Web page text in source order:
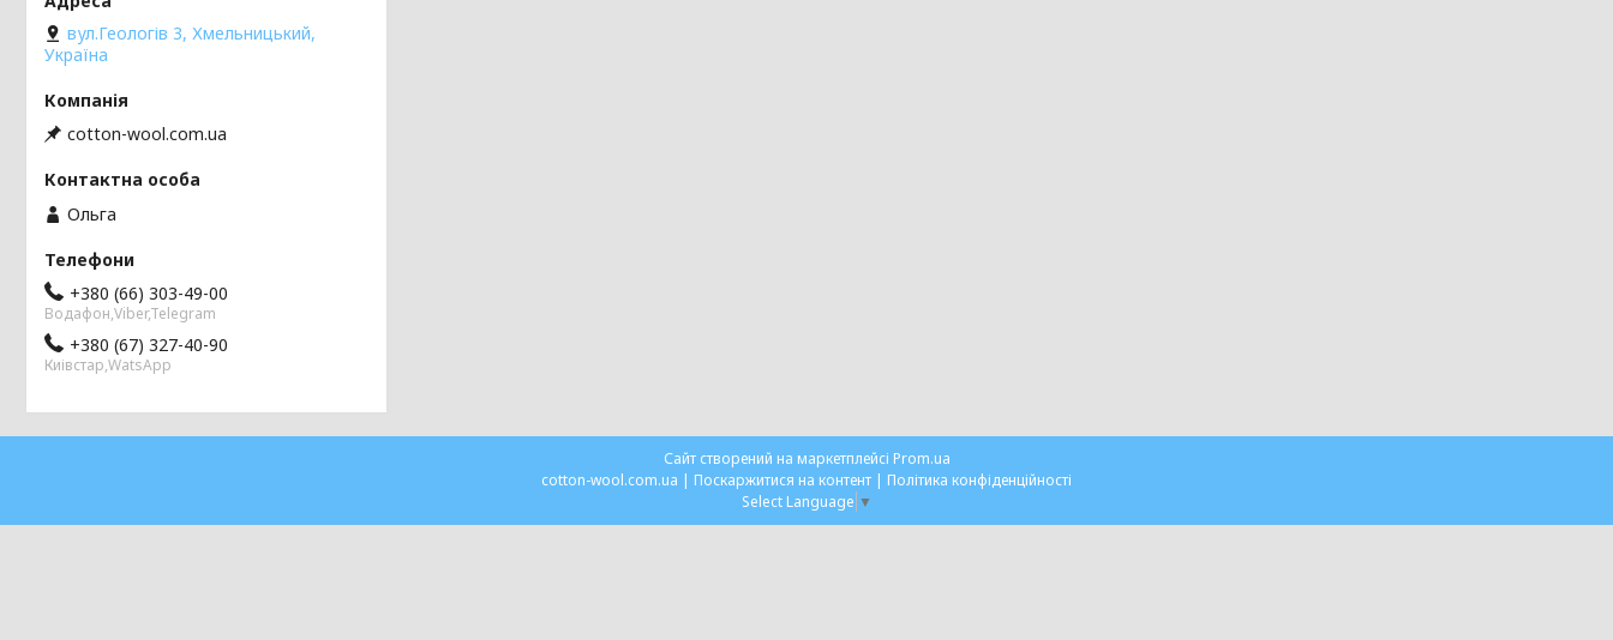
вул.Геологів 3, Хмельницький,
Україна
cotton-wool.com.ua
Ольга
+380 (66) 303-49-00
Водафон,Viber,Telegram
+380 (67) 327-40-90
Киівстар,WatsApp
Сайт створений на маркетплейсі Prom.ua
cotton-wool.com.ua | Поскаржитися на контент | Політика конфіденційності
Select Language ▼